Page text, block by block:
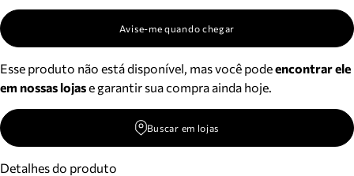
Avise-me quando chegar
Esse produto não está disponível, mas você podeencontrar ele
em nossas lojase garantir sua compra ainda hoje.
Buscar em lojas
Detalhes do produto